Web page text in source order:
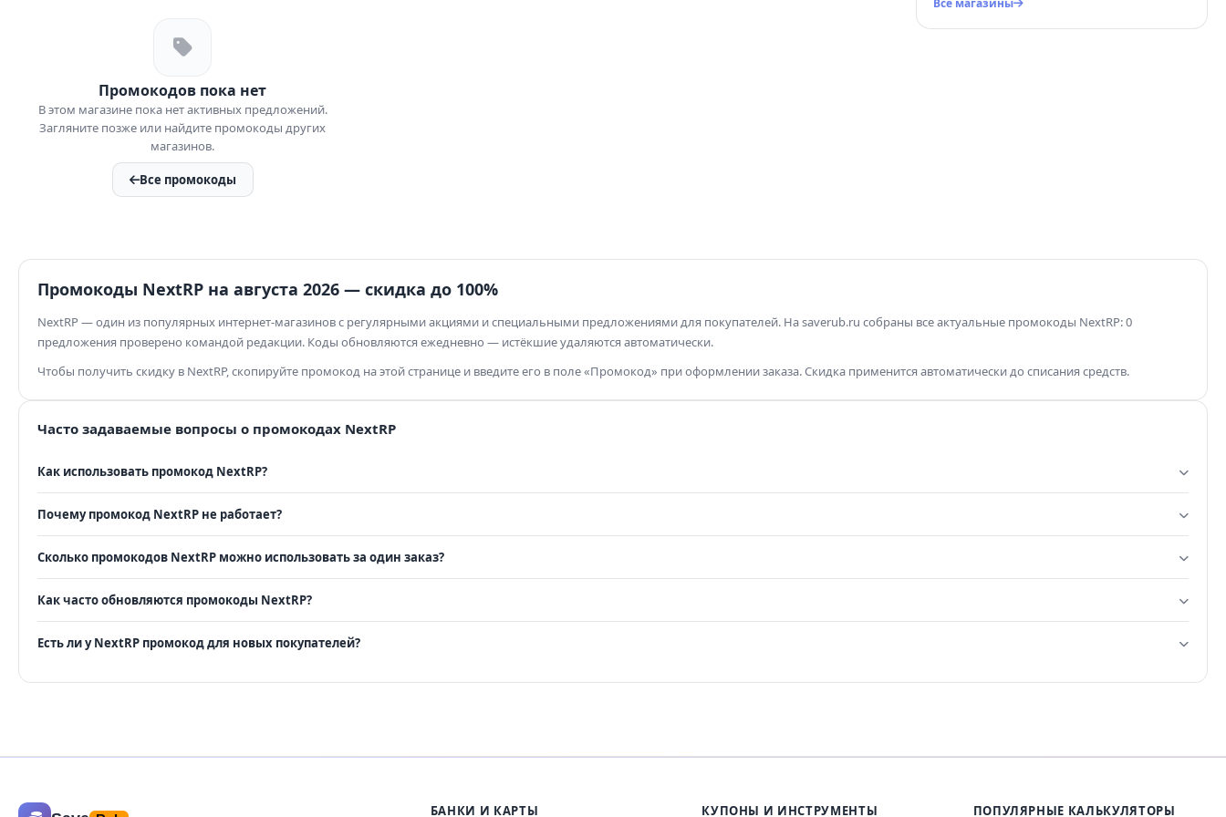
Игры
Здоровье
Дом
Книги
Промокодов пока нет
В этом магазине пока нет активных предложений.
Загляните позже или найдите промокоды других
магазинов.
Все промокоды
Все магазины
Промокоды NextRP на августа 2026 — скидка до 100%
NextRP — один из популярных интернет-магазинов с регулярными акциями и специальными предложениями для покупателей. На saverub.ru собраны все актуальные промокоды NextRP: 0
предложения проверено командой редакции. Коды обновляются ежедневно — истёкшие удаляются автоматически.
Чтобы получить скидку в NextRP, скопируйте промокод на этой странице и введите его в поле «Промокод» при оформлении заказа. Скидка применится автоматически до списания средств.
Часто задаваемые вопросы о промокодах NextRP
Как использовать промокод NextRP?
Почему промокод NextRP не работает?
Сколько промокодов NextRP можно использовать за один заказ?
Как часто обновляются промокоды NextRP?
Есть ли у NextRP промокод для новых покупателей?
БАНКИ И КАРТЫ КУПОНЫ И ИНСТРУМЕНТЫ ПОПУЛЯРНЫЕ КАЛЬКУЛЯТОРЫ